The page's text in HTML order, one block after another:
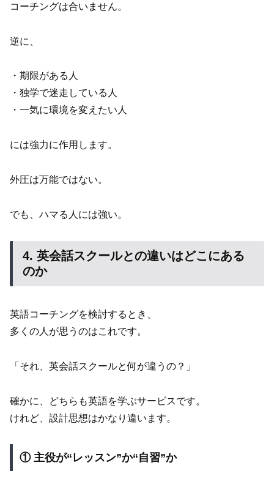
コーチングは合いません。
逆に、
・期限がある人
・独学で迷走している人
・一気に環境を変えたい人
には強力に作用します。
外圧は万能ではない。
でも、ハマる人には強い。
4. 英会話スクールとの違いはどこにある
のか
英語コーチングを検討するとき、
多くの人が思うのはこれです。
「それ、英会話スクールと何が違うの？」
確かに、どちらも英語を学ぶサービスです。
けれど、設計思想はかなり違います。
① 主役が“レッスン”か“自習”か